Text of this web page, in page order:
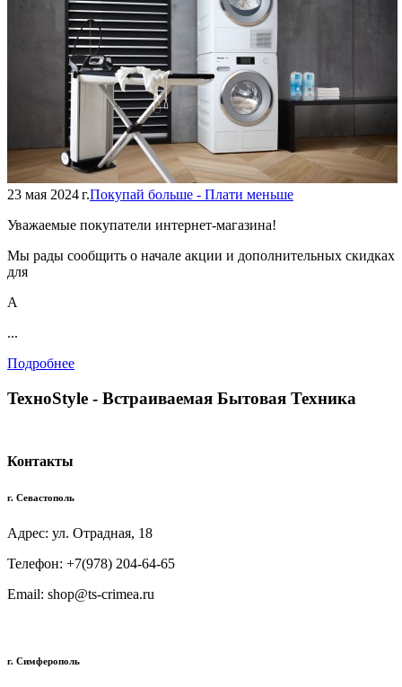
23 мая 2024 г.Покупай больше - Плати меньше
Уважаемые покупатели интернет-магазина!
Мы рады сообщить о начале акции и дополнительных скидках
для
А
...
Подробнее
TexноStyle - Встраиваемая Бытовая Техника
Контакты
г. Севастополь
Адрес: ул. Отрадная, 18
Телефон: +7(978) 204-64-65
Email: shop@ts-crimea.ru
г. Симферополь